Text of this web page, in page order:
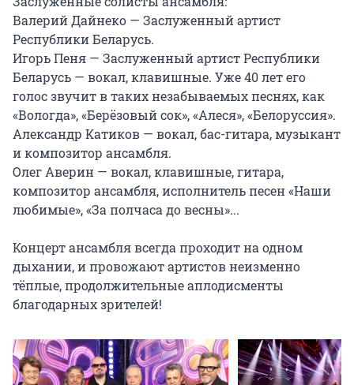
Валерий Дайнеко — Заслуженный артист
Республики Беларусь.
Игорь Пеня — Заслуженный артист Республики
Беларусь — вокал, клавишные. Уже 40 лет его
голос звучит в таких незабываемых песнях, как
«Вологда», «Берёзовый сок», «Алеся», «Белоруссия».
Александр Катиков — вокал, бас-гитара, музыкант
и композитор ансамбля.
Олег Аверин — вокал, клавишные, гитара,
композитор ансамбля, исполнитель песен «Наши
любимые», «За полчаса до весны»...
Концерт ансамбля всегда проходит на одном
дыхании, и провожают артистов неизменно
тёплые, продолжительные аплодисменты
благодарных зрителей!